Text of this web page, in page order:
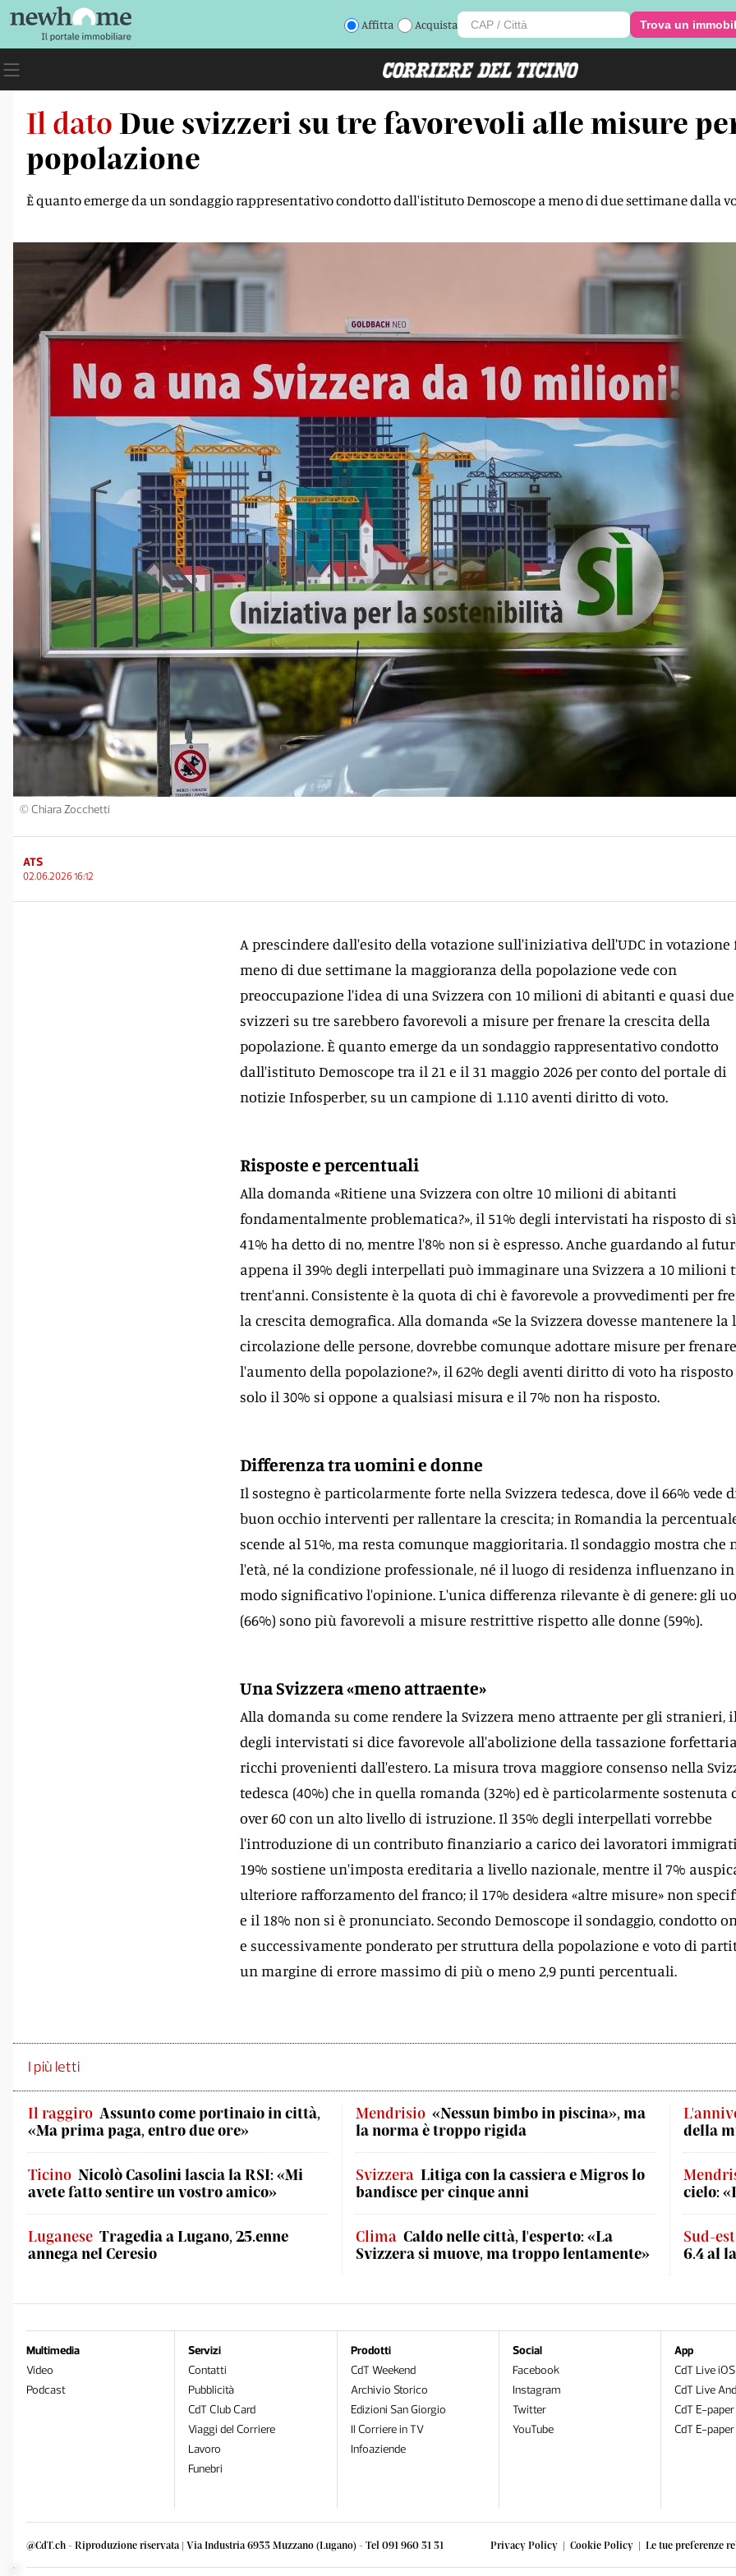
Affitta Acquista Trova un
Il dato Due svizzeri su tre favorevoli alle misure
popolazione
È quanto emerge da un sondaggio rappresentativo condotto dall'istituto Demoscope a meno di due settimane dalla
© Chiara Zocchetti
ATS
02.06.2026 16:12
A prescindere dall'esito della votazione sull'iniziativa dell'UDC in votazione
meno di due settimane la maggioranza della popolazione vede con
preoccupazione l'idea di una Svizzera con 10 milioni di abitanti e quasi due
svizzeri su tre sarebbero favorevoli a misure per frenare la crescita della
popolazione. È quanto emerge da un sondaggio rappresentativo condotto
dall'istituto Demoscope tra il 21 e il 31 maggio 2026 per conto del portale di
notizie Infosperber, su un campione di 1.110 aventi diritto di voto.
Risposte e percentuali
Alla domanda «Ritiene una Svizzera con oltre 10 milioni di abitanti
fondamentalmente problematica?», il 51% degli intervistati ha risposto di
41% ha detto di no, mentre l'8% non si è espresso. Anche guardando al
appena il 39% degli interpellati può immaginare una Svizzera a 10 milioni
trent'anni. Consistente è la quota di chi è favorevole a provvedimenti per
la crescita demografica. Alla domanda «Se la Svizzera dovesse mantenere la
circolazione delle persone, dovrebbe comunque adottare misure per frenare
l'aumento della popolazione?», il 62% degli aventi diritto di voto ha
solo il 30% si oppone a qualsiasi misura e il 7% non ha risposto.
Differenza tra uomini e donne
Il sostegno è particolarmente forte nella Svizzera tedesca, dove il 66% vede
buon occhio interventi per rallentare la crescita; in Romandia la
scende al 51%, ma resta comunque maggioritaria. Il sondaggio mostra che
l'età, né la condizione professionale, né il luogo di residenza influenzano in
modo significativo l'opinione. L'unica differenza rilevante è di genere: gli
(66%) sono più favorevoli a misure restrittive rispetto alle donne (59%).
Una Svizzera «meno attraente»
Alla domanda su come rendere la Svizzera meno attraente per gli stranieri,
degli intervistati si dice favorevole all'abolizione della tassazione
ricchi provenienti dall'estero. La misura trova maggiore consenso nella
tedesca (40%) che in quella romanda (32%) ed è particolarmente sostenuta
over 60 con un alto livello di istruzione. Il 35% degli interpellati vorrebbe
l'introduzione di un contributo finanziario a carico dei lavoratori
19% sostiene un'imposta ereditaria a livello nazionale, mentre il 7%
ulteriore rafforzamento del franco; il 17% desidera «altre misure» non
e il 18% non si è pronunciato. Secondo Demoscope il sondaggio, condotto
e successivamente ponderato per struttura della popolazione e voto di
un margine di errore massimo di più o meno 2,9 punti percentuali.
I più letti
Il raggiro Assunto come portinaio in città,
«Ma prima paga, entro due ore»
Ticino Nicolò Casolini lascia la RSI: «Mi
avete fatto sentire un vostro amico»
Luganese Tragedia a Lugano, 25.enne
annega nel Ceresio
Mendrisio «Nessun bimbo in piscina», ma
la norma è troppo rigida
Svizzera Litiga con la cassiera e Migros lo
bandisce per cinque anni
Clima Caldo nelle città, l'esperto: «La
Svizzera si muove, ma troppo lentamente»
della
cielo:
Sud-
6.4 al
@CdT.ch - Riproduzione riservata | Via Industria 6933 Muzzano (Lugano) - Tel 091 960 31 31 Privacy Policy| Cookie Policy| Le tue preferenze
Multimedia
Video
Podcast
Servizi
Contatti
Pubblicità
CdT Club Card
Viaggi del Corriere
Lavoro
Funebri
Prodotti
CdT Weekend
Archivio Storico
Edizioni San Giorgio
Il Corriere in TV
Infoaziende
Social
Facebook
Instagram
Twitter
YouTube
App
CdT Live iOS
CdT Live
CdT E-
CdT E-